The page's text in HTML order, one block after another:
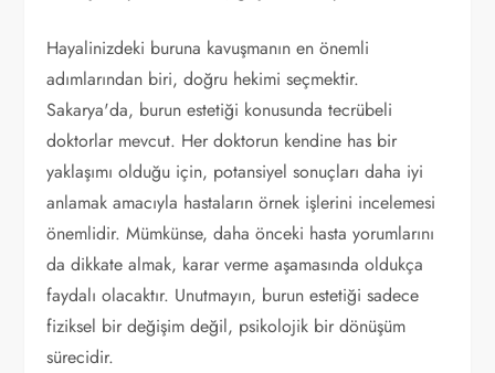
Hayalinizdeki buruna kavuşmanın en önemli
adımlarından biri, doğru hekimi seçmektir.
Sakarya'da, burun estetiği konusunda tecrübeli
doktorlar mevcut. Her doktorun kendine has bir
yaklaşımı olduğu için, potansiyel sonuçları daha iyi
anlamak amacıyla hastaların örnek işlerini incelemesi
önemlidir. Mümkünse, daha önceki hasta yorumlarını
da dikkate almak, karar verme aşamasında oldukça
faydalı olacaktır. Unutmayın, burun estetiği sadece
fiziksel bir değişim değil, psikolojik bir dönüşüm
sürecidir.